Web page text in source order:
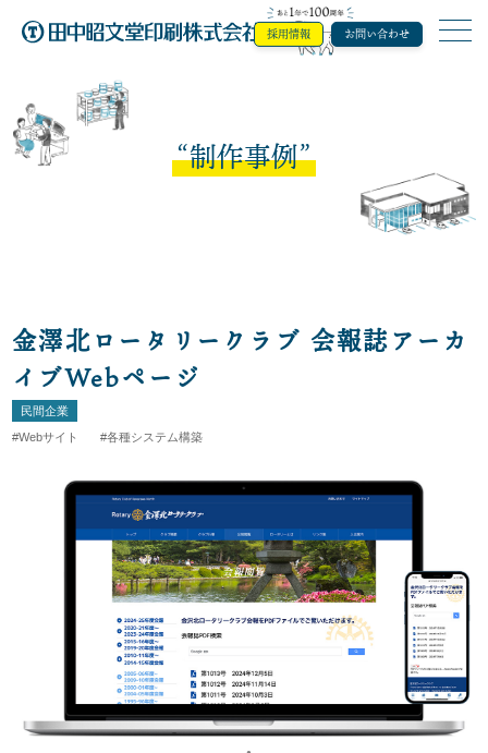
田中昭文堂印
採用情報 お問い合わせ
制作事例
金澤北ロータリークラブ 会報誌アーカ
イブWebページ
民間企業
Webサイト
各種システム構築